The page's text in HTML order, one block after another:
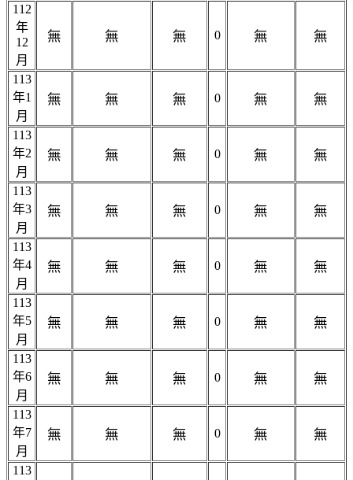
112
年
12
月
無 無 無 0 無 無
113
年1
月
無 無 無 0 無 無
113
年2
月
無 無 無 0 無 無
113
年3
月
無 無 無 0 無 無
113
年4
月
無 無 無 0 無 無
113
年5
月
無 無 無 0 無 無
113
年6
月
無 無 無 0 無 無
113
年7
月
無 無 無 0 無 無
113